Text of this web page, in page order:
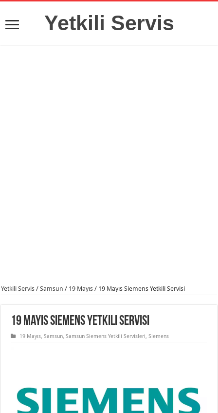
Yetkili Servis
Yetkili Servis / Samsun / 19 Mayıs / 19 Mayıs Siemens Yetkili Servisi
19 Mayıs Siemens Yetkili Servisi
19 Mayıs,Samsun,Samsun Siemens Yetkili Servisleri,Siemens